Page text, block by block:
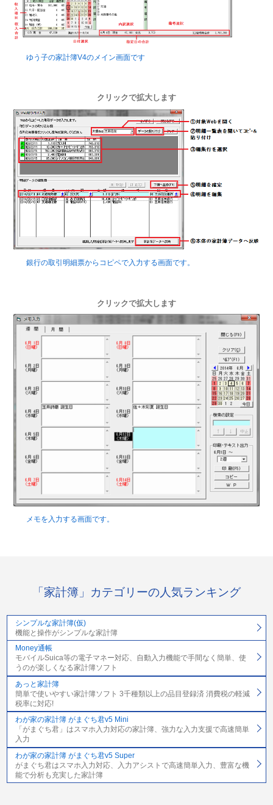
ゆう子の家計簿V4のメイン画面です
クリックで拡大します
銀行の取引明細票からコピペで入力する画面です。
クリックで拡大します
メモを入力する画面です。
「家計簿」カテゴリーの人気ランキング
シンプルな家計簿(仮)
機能と操作がシンプルな家計簿
Money通帳
モバイルSuica等の電子マネー対応、自動入力機能で手間なく簡単、使
うのが楽しくなる家計簿ソフト
あっと家計簿
簡単で使いやすい家計簿ソフト 3千種類以上の品目登録済 消費税の軽減
税率に対応!
わが家の家計簿 がまぐち君v5 Mini
「がまぐち君」はスマホ入力対応の家計簿、強力な入力支援で高速簡単
入力
わが家の家計簿 がまぐち君v5 Super
がまぐち君はスマホ入力対応、入力アシストで高速簡単入力、豊富な機
能で分析も充実した家計簿